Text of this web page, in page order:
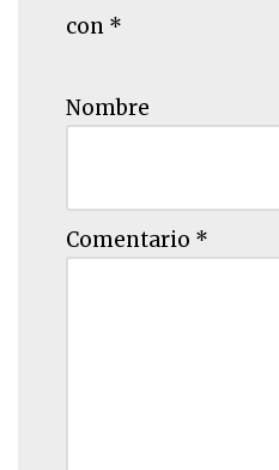
con *
Nombre
Comentario *